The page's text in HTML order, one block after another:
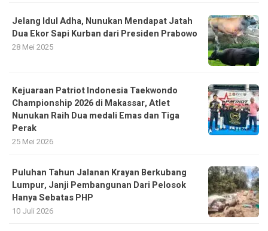
Jelang Idul Adha, Nunukan Mendapat Jatah
Dua Ekor Sapi Kurban dari Presiden Prabowo
28 Mei 2025
Kejuaraan Patriot Indonesia Taekwondo
Championship 2026 di Makassar, Atlet
Nunukan Raih Dua medali Emas dan Tiga
Perak
25 Mei 2026
Puluhan Tahun Jalanan Krayan Berkubang
Lumpur, Janji Pembangunan Dari Pelosok
Hanya Sebatas PHP
10 Juli 2026